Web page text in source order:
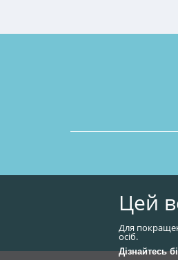
Цей
Для
осіб.
Дізнайтесь